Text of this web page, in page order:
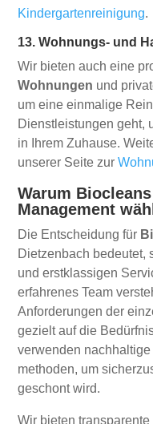
Kindergartenreinigung.
13. Wohnungs- und
Wir bieten auch eine
Wohnungen und
um eine einmalige
Dienstleistungen geht,
in Ihrem Zuhause.
unserer Seite zur
Warum
Management
Die Entscheidung für
Dietzenbach bedeutet,
und erstklassigen
erfahrenes Team
Anforderungen der
gezielt auf die
verwenden
methoden, um
geschont wird.
Wir bieten